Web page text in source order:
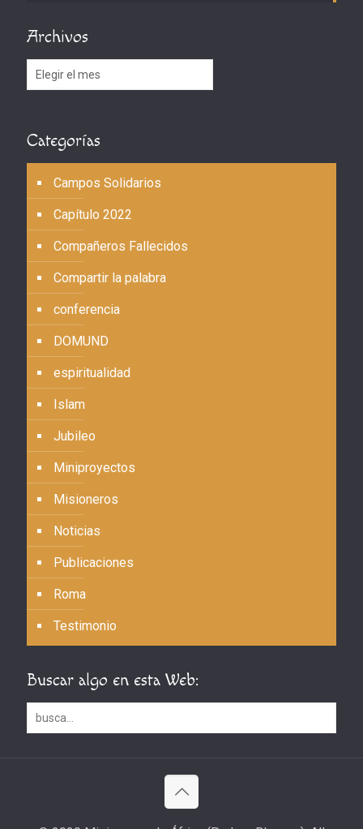
Archivos
Archivos
Categorías
Campos Solidarios
Capítulo 2022
Compañeros Fallecidos
Compartir la palabra
conferencia
DOMUND
espiritualidad
Islam
Jubileo
Miniproyectos
Misioneros
Noticias
Publicaciones
Roma
Testimonio
Buscar algo en esta Web: